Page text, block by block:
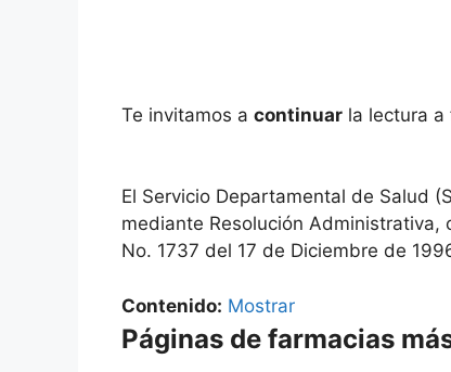
Te invitamos a continuar la lectura
El Servicio Departamental de Salud
mediante Resolución
No. 1737 del 17 de Diciembre de
Contenido: Mostrar
Páginas de farmacias